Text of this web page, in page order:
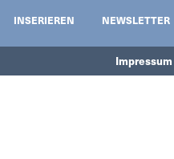
INSERIEREN
NEWSLETTER